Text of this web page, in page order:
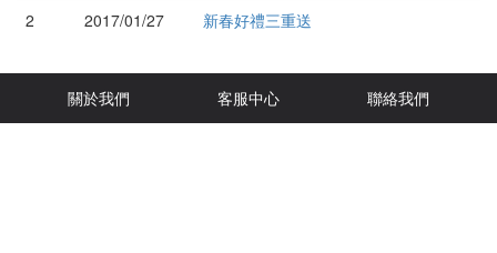
2
2017/01/27 新春好禮三重送
關於我們 客服中心 聯絡我們